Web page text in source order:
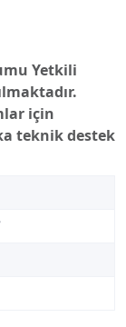
Yetkili
için
teknik destek